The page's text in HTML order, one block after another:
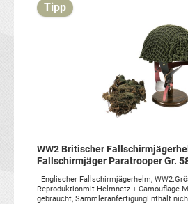
Tipp
WW2 Britischer
Fallschirmjäger Paratrooper Gr.
Camo Material
Englischer Fallschirmjägerhelm,
Reproduktionmit Helmnetz + Camouflage
gebraucht, SammleranfertigungEnthält